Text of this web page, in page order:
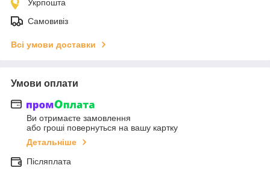
Укрпошта
Самовивіз
Всі умови доставки
Умови оплати
Ви отримаєте замовлення
або гроші повернуться на вашу картку
Детальніше
Післяплата